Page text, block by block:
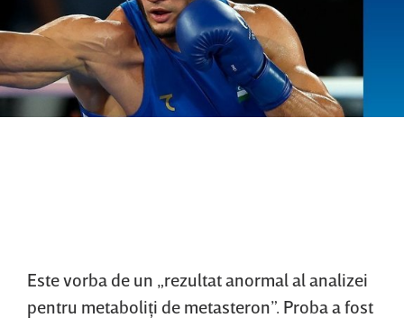
Este vorba de un „rezultat anormal al analizei
pentru metaboliţi de metasteron”. Proba a fost